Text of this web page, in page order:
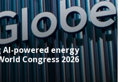
powered energy
Congress 2026